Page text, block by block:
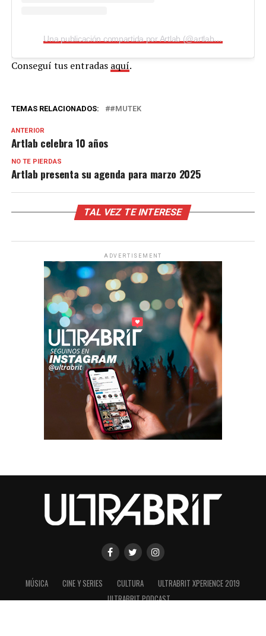
Una publicación compartida por Artlab (@artlabpro)
Conseguí tus entradas aquí.
TEMAS RELACIONADOS: #MUTEK
ANTERIOR
Artlab celebra 10 años
NO TE PIERDAS
Artlab presenta su agenda para marzo 2025
TAL VEZ TE INTERESE
ADVERTISEMENT
MÚSICA CINE Y SERIES CULTURA
ULTRABRIT XPERIENCE 2019
ULTRABRIT PODCAST